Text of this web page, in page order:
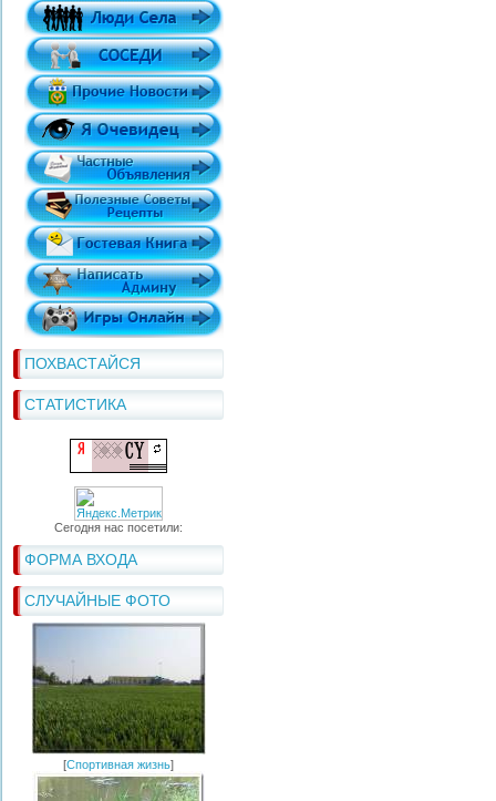
ПОХВАСТАЙСЯ
СТАТИСТИКА
Сегодня нас посетили:
ФОРМА ВХОДА
СЛУЧАЙНЫЕ ФОТО
[Спортивная жизнь]